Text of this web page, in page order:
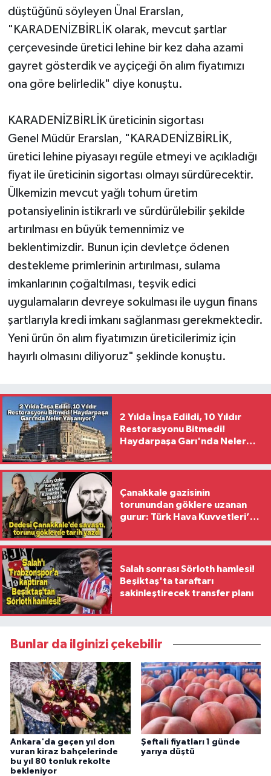
düştüğünü söyleyen Ünal Erarslan,
"KARADENİZBİRLİK olarak, mevcut şartlar
çerçevesinde üretici lehine bir kez daha azami
gayret gösterdik ve ayçiçeği ön alım fiyatımızı
ona göre belirledik" diye konuştu.
KARADENİZBİRLİK üreticinin sigortası
Genel Müdür Erarslan, "KARADENİZBİRLİK,
üretici lehine piyasayı regüle etmeyi ve açıkladığı
fiyat ile üreticinin sigortası olmayı sürdürecektir.
Ülkemizin mevcut yağlı tohum üretim
potansiyelinin istikrarlı ve sürdürülebilir şekilde
artırılması en büyük temennimiz ve
beklentimizdir. Bunun için devletçe ödenen
destekleme primlerinin artırılması, sulama
imkanlarının çoğaltılması, teşvik edici
uygulamaların devreye sokulması ile uygun finans
şartlarıyla kredi imkanı sağlanması gerekmektedir.
Yeni ürün ön alım fiyatımızın üreticilerimiz için
hayırlı olmasını diliyoruz" şeklinde konuştu.
2 Yılda İnşa Edildi, 10 Yıldır
Restorasyonu Bitmedi!
Haydarpaşa Garı'nda Neler
Çanakkale gazisinin
torunundan göklere uzanan
gurur: Türk Hava Kuvvetleri’nin
Salah sonrası Sörloth hamlesi!
Beşiktaş'ta taraftarı
sakinleştirecek transfer planı
Bunlar da ilginizi çekebilir
Ankara'da geçen yıl don
vuran kiraz bahçelerinde
bu yıl 80 tonluk rekolte
bekleniyor
Şeftali fiyatları 1 günde
yarıya düştü